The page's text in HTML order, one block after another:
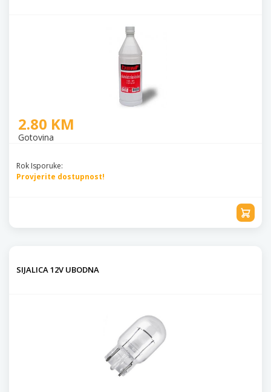
2.80 KM
Gotovina
Rok Isporuke:
Provjerite dostupnost!
SIJALICA 12V UBODNA